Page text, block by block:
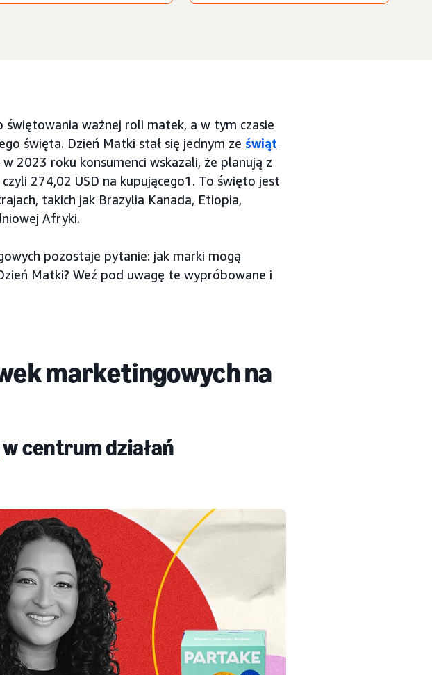
ważnej roli matek, a w tym czasie
święta. Dzień Matki stał się jednym ze świąt
2023 roku konsumenci wskazali, że planują z
274,02 USD na kupującego1. To święto jest
takich jak Brazylia Kanada, Etiopia,
Afryki.
pozostaje pytanie: jak marki mogą
Matki? Weź pod uwagę te wypróbowane i
marketingowych na
w centrum działań